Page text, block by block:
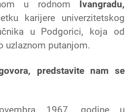
u rodnom Ivangradu,
karijere univerzitetskog
u Podgorici, koja od
uzlaznom putanjom.
predstavite nam se
1967. godine u